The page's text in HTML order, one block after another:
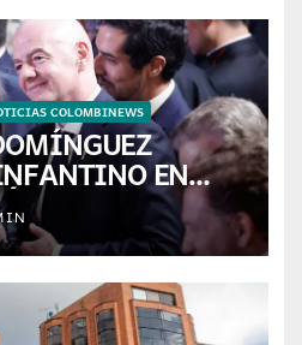
COLOMBINEWS
EN
DE LA
DEL